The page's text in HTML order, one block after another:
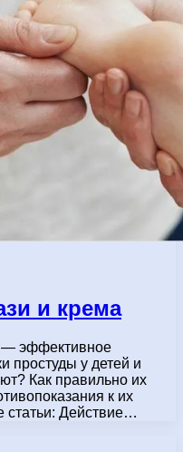
и крема
— эффективное
простуды у детей и
Как правильно их
к их
Действие…